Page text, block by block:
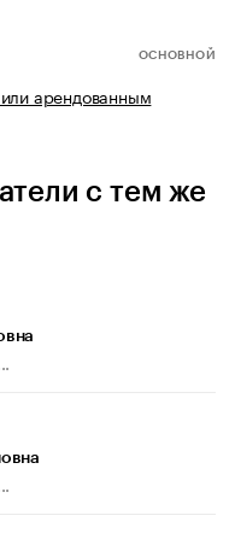
ОСНОВНОЙ
арендованным
с тем же